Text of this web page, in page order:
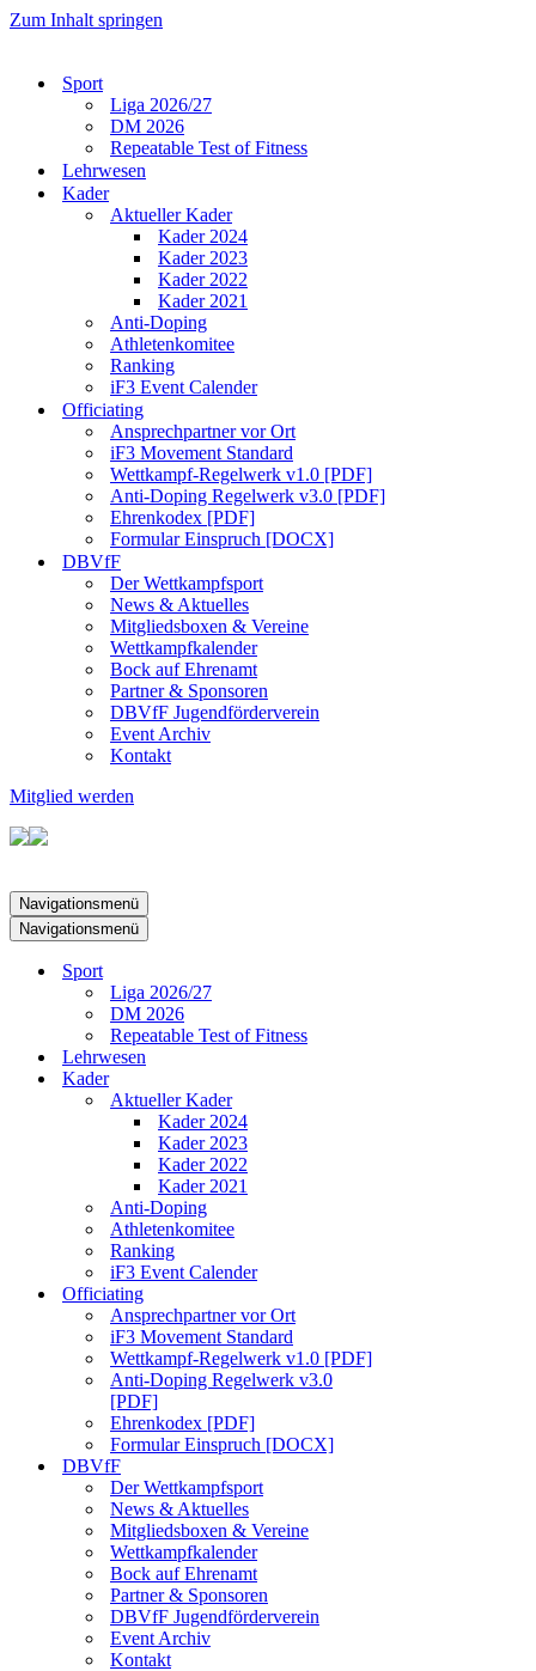
Zum Inhalt springen
Sport
Liga 2026/27
DM 2026
Repeatable Test of Fitness
Lehrwesen
Kader
Aktueller Kader
Kader 2024
Kader 2023
Kader 2022
Kader 2021
Anti-Doping
Athletenkomitee
Ranking
iF3 Event Calender
Officiating
Ansprechpartner vor Ort
iF3 Movement Standard
Wettkampf-Regelwerk v1.0 [PDF]
Anti-Doping Regelwerk v3.0 [PDF]
Ehrenkodex [PDF]
Formular Einspruch [DOCX]
DBVfF
Der Wettkampfsport
News & Aktuelles
Mitgliedsboxen & Vereine
Wettkampfkalender
Bock auf Ehrenamt
Partner & Sponsoren
DBVfF Jugendförderverein
Event Archiv
Kontakt
Mitglied werden
Navigationsmenü
Navigationsmenü
Sport
Liga 2026/27
DM 2026
Repeatable Test of Fitness
Lehrwesen
Kader
Aktueller Kader
Kader 2024
Kader 2023
Kader 2022
Kader 2021
Anti-Doping
Athletenkomitee
Ranking
iF3 Event Calender
Officiating
Ansprechpartner vor Ort
iF3 Movement Standard
Wettkampf-Regelwerk v1.0 [PDF]
Anti-Doping Regelwerk v3.0
[PDF]
Ehrenkodex [PDF]
Formular Einspruch [DOCX]
DBVfF
Der Wettkampfsport
News & Aktuelles
Mitgliedsboxen & Vereine
Wettkampfkalender
Bock auf Ehrenamt
Partner & Sponsoren
DBVfF Jugendförderverein
Event Archiv
Kontakt